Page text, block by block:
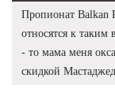
Пропионат Balkan
относятся к
- то мама меня
скидкой